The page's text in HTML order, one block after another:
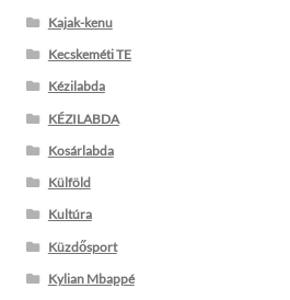
Kajak-kenu
Kecskeméti TE
Kézilabda
KÉZILABDA
Kosárlabda
Külföld
Kultúra
Küzdősport
Kylian Mbappé